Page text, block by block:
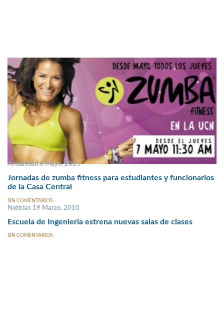
Actualidad 6 Mayo, 2015
Jornadas de zumba fitness para estudiantes y funcionarios
de la Casa Central
SIN COMENTARIOS
Noticias 19 Marzo, 2010
Escuela de Ingeniería estrena nuevas salas de clases
SIN COMENTARIOS